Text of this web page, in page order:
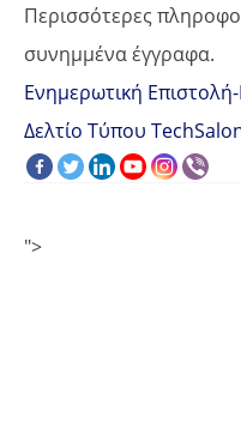
Περισσότερες
συνημμένα έγγραφα.
Ενημερωτική
Δελτίο Τύπου
">